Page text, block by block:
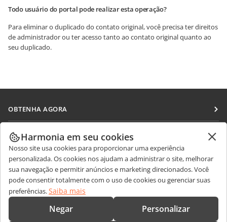
Todo usuário do portal pode realizar esta operação?
Para eliminar o duplicado do contato original, você precisa ter direitos
de administrador ou ter acesso tanto ao contato original quanto ao
seu duplicado.
OBTENHA AGORA
Docs
DocSpace
Workspace
Conectores
Aplicativos para desktop
Aplicativos móveis
COLABORAR
Para colaboradores
Para tradutores
Para influenciadores
Vagas
RECEBA NOTÍCIAS
Blog
OBTER AJUDA
Fórum
Cursos de treinamento
CONTATE-NOS
Harmonia em seu cookies
Nosso site usa cookies para proporcionar uma experiência
personalizada. Os cookies nos ajudam a administrar o site, melhorar
sua navegação e permitir anúncios e marketing direcionados. Você
pode consentir totalmente com o uso de cookies ou gerenciar suas
preferências.Saiba mais
Negar Personalizar